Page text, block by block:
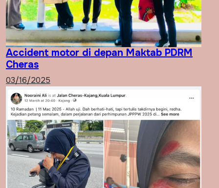
Accident motor di depan Maktab PDRM
Cheras
03/16/2025